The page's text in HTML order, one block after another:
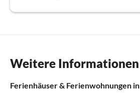
Weitere Informationen
Ferienhäuser & Ferienwohnungen